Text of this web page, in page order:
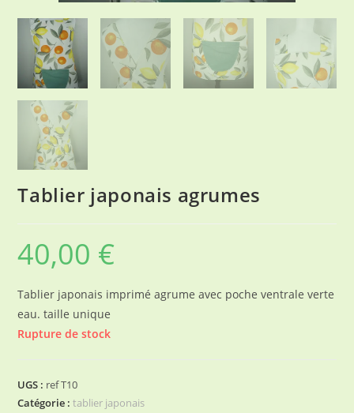
Tablier japonais agrumes
40,00 €
Tablier japonais imprimé agrume avec poche ventrale verte
eau. taille unique
Rupture de stock
UGS : ref T10
Catégorie :tablier japonais